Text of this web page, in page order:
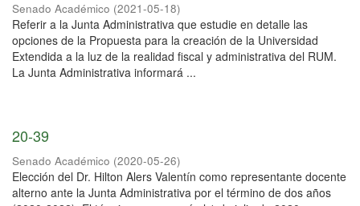
Senado Académico (2021-05-18)
Referir a la Junta Administrativa que estudie en detalle las
opciones de la Propuesta para la creación de la Universidad
Extendida a la luz de la realidad fiscal y administrativa del RUM.
La Junta Administrativa informará ...
20-39
Senado Académico (2020-05-26)
Elección del Dr. Hilton Alers Valentín como representante docente
alterno ante la Junta Administrativa por el término de dos años